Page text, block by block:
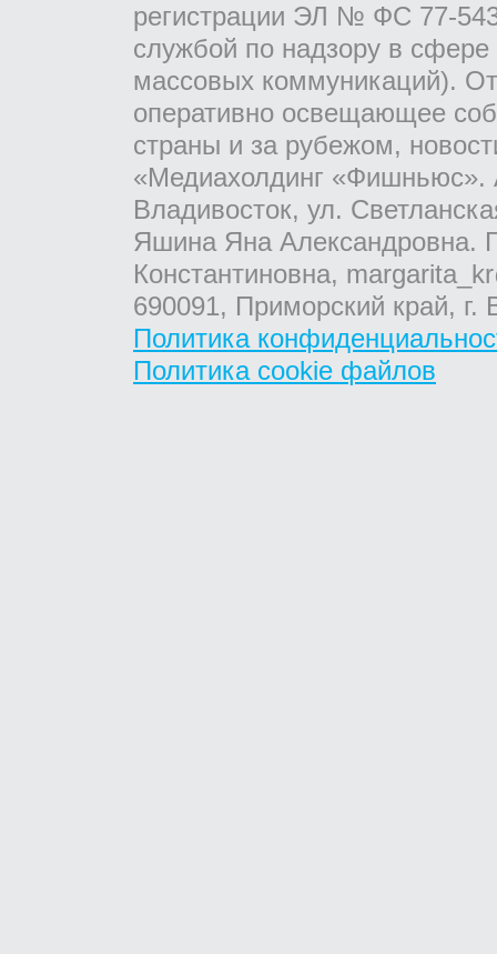
регистрации ЭЛ № ФС 77-
службой по надзору в
массовых коммуникаций).
оперативно освещающее
страны и за рубежом,
«Медиахолдинг «Фишньюс».
Владивосток, ул.
Яшина Яна Александровна.
Константиновна,
690091, Приморский край,
Политика
Политика cookie файлов